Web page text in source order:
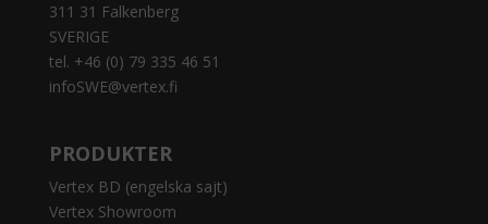
311 31 Falkenberg
SVERIGE
tel. +46 (0) 79 335 46 51
infoSWE@vertex.fi
PRODUKTER
Vertex BD (engelska sajt)
Vertex Showroom